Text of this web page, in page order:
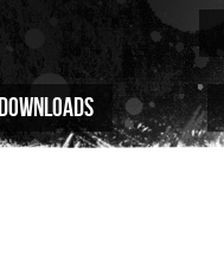
Downloads